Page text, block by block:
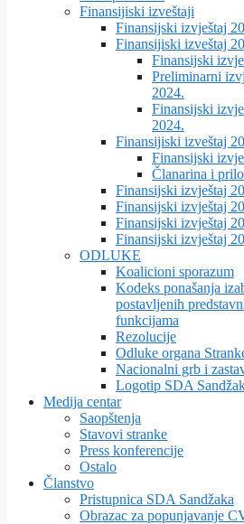
Finansijiski izveštaji
Finansijski izvještaj
Finansijiski izveštaj
Finansijski
Preliminarni
2024.
Finansijski
2024.
Finansijiski izveštaj
Finansijski
Članarina i
Finansijski izvještaj
Finansijski izvještaj
Finansijski izvještaj
Finansijski izvještaj
ODLUKE
Koalicioni sporazum
Kodeks ponašanja
postavljenih
funkcijama
Rezolucije
Odluke organa
Nacionalni grb i
Logotip SDA
Medija centar
Saopštenja
Stavovi stranke
Press konferencije
Ostalo
Članstvo
Pristupnica SDA Sandžaka
Obrazac za popunjavanje